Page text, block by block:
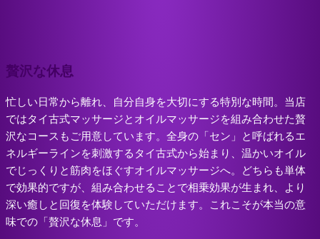
贅沢な休息
忙しい日常から離れ、自分自身を大切にする特別な時間。当店
ではタイ古式マッサージとオイルマッサージを組み合わせた贅
沢なコースもご用意しています。全身の「セン」と呼ばれるエ
ネルギーラインを刺激するタイ古式から始まり、温かいオイル
でじっくりと筋肉をほぐすオイルマッサージへ。どちらも単体
で効果的ですが、組み合わせることで相乗効果が生まれ、より
深い癒しと回復を体験していただけます。これこそが本当の意
味での「贅沢な休息」です。